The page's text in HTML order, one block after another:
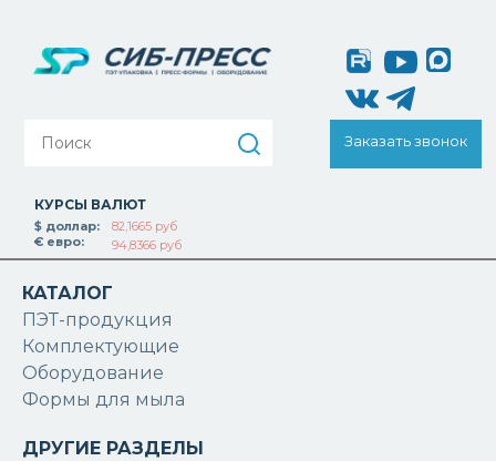
Заказать звонок
КУРСЫ ВАЛЮТ
$ доллар:
82,1665 руб
€ евро:
94,8366 руб
КАТАЛОГ
ПЭТ-продукция
Комплектующие
Оборудование
Формы для мыла
ДРУГИЕ РАЗДЕЛЫ